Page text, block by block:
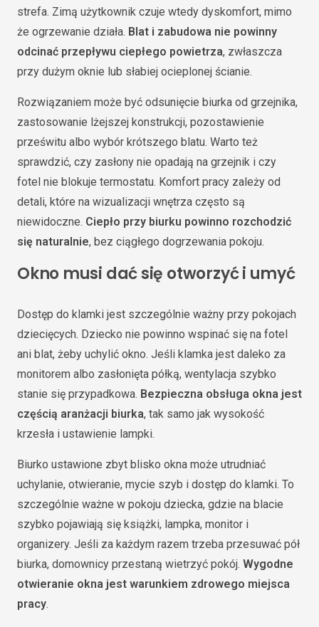
strefa. Zimą użytkownik czuje wtedy dyskomfort, mimo
że ogrzewanie działa. Blat i zabudowa nie powinny
odcinać przepływu ciepłego powietrza, zwłaszcza
przy dużym oknie lub słabiej ocieplonej ścianie.
Rozwiązaniem może być odsunięcie biurka od grzejnika,
zastosowanie lżejszej konstrukcji, pozostawienie
prześwitu albo wybór krótszego blatu. Warto też
sprawdzić, czy zasłony nie opadają na grzejnik i czy
fotel nie blokuje termostatu. Komfort pracy zależy od
detali, które na wizualizacji wnętrza często są
niewidoczne. Ciepło przy biurku powinno rozchodzić
się naturalnie, bez ciągłego dogrzewania pokoju.
Okno musi dać się otworzyć i umyć
Dostęp do klamki jest szczególnie ważny przy pokojach
dziecięcych. Dziecko nie powinno wspinać się na fotel
ani blat, żeby uchylić okno. Jeśli klamka jest daleko za
monitorem albo zasłonięta półką, wentylacja szybko
stanie się przypadkowa. Bezpieczna obsługa okna jest
częścią aranżacji biurka, tak samo jak wysokość
krzesła i ustawienie lampki.
Biurko ustawione zbyt blisko okna może utrudniać
uchylanie, otwieranie, mycie szyb i dostęp do klamki. To
szczególnie ważne w pokoju dziecka, gdzie na blacie
szybko pojawiają się książki, lampka, monitor i
organizery. Jeśli za każdym razem trzeba przesuwać pół
biurka, domownicy przestaną wietrzyć pokój. Wygodne
otwieranie okna jest warunkiem zdrowego miejsca
pracy.